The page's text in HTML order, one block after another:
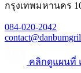
กรุงเทพมหานคร
084-020-2042
คลิกดูแผนที่